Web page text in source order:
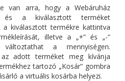
van arra, hogy a Webáruház
és a kiválasztott terméket
a kiválasztott termékre kattintva
illetve a „+” és „-”
a mennyiségen.
adott terméket meg kívánja
tartozó „Kosár” gombra
a virtuális kosárba helyezi.